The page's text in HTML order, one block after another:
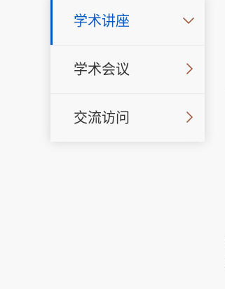
学术讲座
学术会议
交流访问